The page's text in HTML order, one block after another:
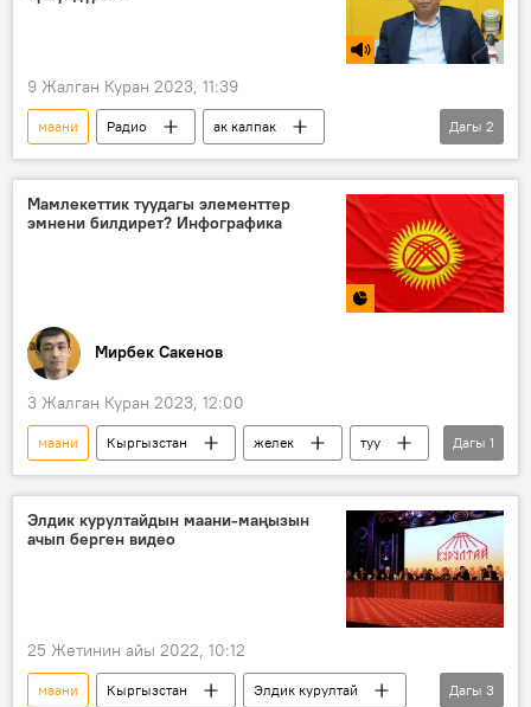
9 Жалган Куран 2023, 11:39
маани Радио
ак калпак
жол белгилери
Жыпарбек Абдыразаков
Дагы 2
Мамлекеттик туудагы элементтер
эмнени билдирет? Инфографика
Мирбек Сакенов
3 Жалган Куран 2023, 12:00
маани Кыргызстан желек
туу
Инфографика
Дагы 1
Элдик курултайдын маани-маңызын
ачып берген видео
25 Жетинин айы 2022, 10:12
маани Кыргызстан
Элдик курултай
Дагы 3